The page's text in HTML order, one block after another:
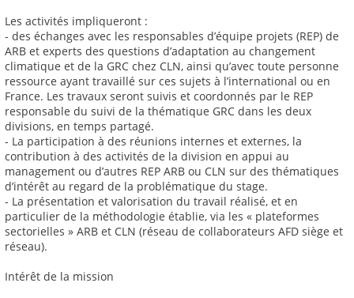
Les activités impliqueront :
- des échanges avec les responsables d’équipe projets (REP) de
ARB et experts des questions d’adaptation au changement
climatique et de la GRC chez CLN, ainsi qu’avec toute personne
ressource ayant travaillé sur ces sujets à l’international ou en
France. Les travaux seront suivis et coordonnés par le REP
responsable du suivi de la thématique GRC dans les deux
divisions, en temps partagé.
- La participation à des réunions internes et externes, la
contribution à des activités de la division en appui au
management ou d’autres REP ARB ou CLN sur des thématiques
d’intérêt au regard de la problématique du stage.
- La présentation et valorisation du travail réalisé, et en
particulier de la méthodologie établie, via les « plateformes
sectorielles » ARB et CLN (réseau de collaborateurs AFD siège et
réseau).
Intérêt de la mission